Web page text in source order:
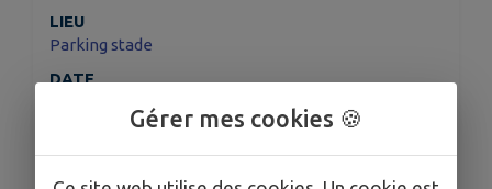
LIEU
Parking stade
DATE
De 19h00 à 21h00
Gérer mes cookies 🍪